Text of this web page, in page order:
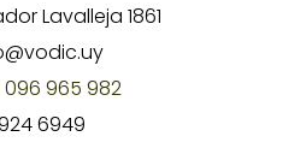
Lavalleja 1861
965 982
6949